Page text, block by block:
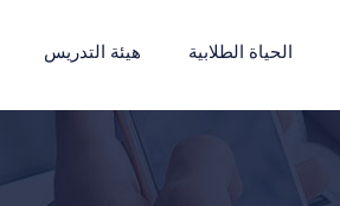
الحياة الطلابية هيئة التدريس